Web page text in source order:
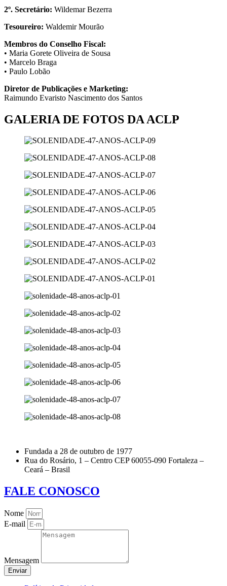
2º. Secretário: Wildemar Bezerra
Tesoureiro: Waldemir Mourão
Membros do Conselho Fiscal:
• Maria Gorete Oliveira de Sousa
• Marcelo Braga
• Paulo Lobão
Diretor de Publicações e Marketing:
Raimundo Evaristo Nascimento dos Santos
GALERIA DE FOTOS DA ACLP
Fundada a 28 de outubro de 1977
Rua do Rosário, 1 – Centro CEP 60055-090 Fortaleza –
Ceará – Brasil
FALE CONOSCO
Nome
E-mail
Mensagem
Enviar